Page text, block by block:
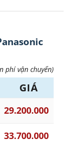
phí vận chuyển)
GIÁ
29.200.000
33.700.000